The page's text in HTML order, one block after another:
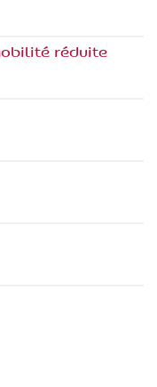
réduite